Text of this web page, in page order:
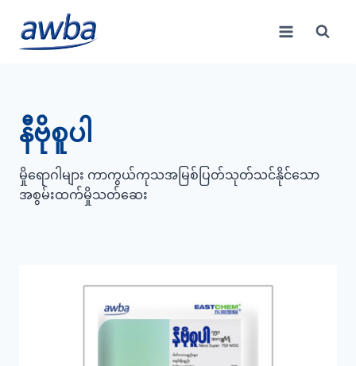
content
နီဗိုစူပါ
မှိုရောဂါများ ကာကွယ်ကုသအမြစ်ပြတ်သုတ်သင်နိုင်သော
အစွမ်းထက်မှိုသတ်ဆေး